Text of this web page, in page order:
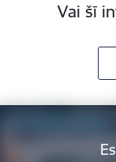
Vai šī